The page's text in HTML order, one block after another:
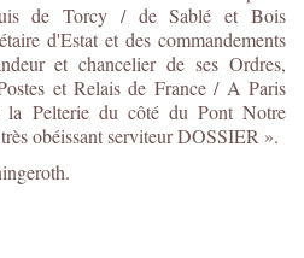
de Torcy / de Sablé et Bois
d'Estat et des commandements
et chancelier de ses Ordres,
et Relais de France / A Paris
Pelterie du côté du Pont Notre
obéissant serviteur DOSSIER ».